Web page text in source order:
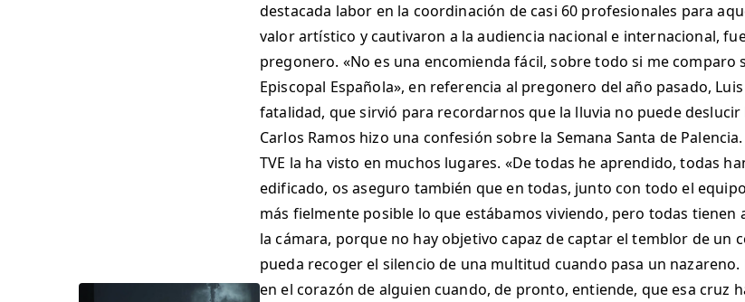
destacada labor en la coordinación de casi 60 profesionales para
valor artístico y cautivaron a la audiencia nacional e internacional,
pregonero. «No es una encomienda fácil, sobre todo si me
Episcopal Española», en referencia al pregonero del año pasado,
fatalidad, que sirvió para recordarnos que la lluvia no puede
Carlos Ramos hizo una confesión sobre la Semana Santa de
TVE la ha visto en muchos lugares. «De todas he aprendido, todas
edificado, os aseguro también que en todas, junto con todo el
más fielmente posible lo que estábamos viviendo, pero todas
la cámara, porque no hay objetivo capaz de captar el temblor de un
pueda recoger el silencio de una multitud cuando pasa un
en el corazón de alguien cuando, de pronto, entiende, que esa cruz